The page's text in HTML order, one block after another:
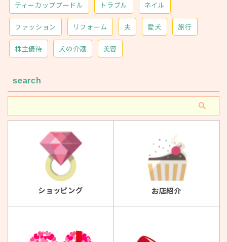
ティーカッププードル トラブル ネイル
ファッション リフォーム 夫 愛犬 旅行
株主優待 犬の介護 美容
search
ショッピング お店紹介